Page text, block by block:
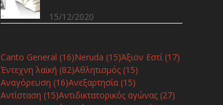
15/12/2020
Canto General (16)Neruda (15)Άξιον Εστί(17)
Έντεχνη λαϊκή (82)Αθλητισμός(15)
Αναγόρευση (16)Ανεξαρτησία(15)
Αντίσταση (15)Αντιδικτατορικός αγώνας(27)